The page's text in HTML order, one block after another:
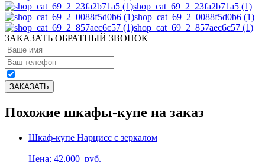
shop_cat_69_2_23fa2b71a5 (1)
shop_cat_69_2_0088f5d0b6 (1)
shop_cat_69_2_857aec6c57 (1)
ЗАКАЗАТЬ ОБРАТНЫЙ ЗВОНОК
Похожие шкафы-купе на заказ
Шкаф-купе Нарцисс с зеркалом
Цена: 42,000 руб.